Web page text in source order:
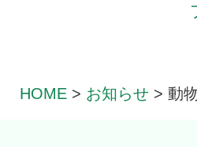
HOME > お知らせ >動